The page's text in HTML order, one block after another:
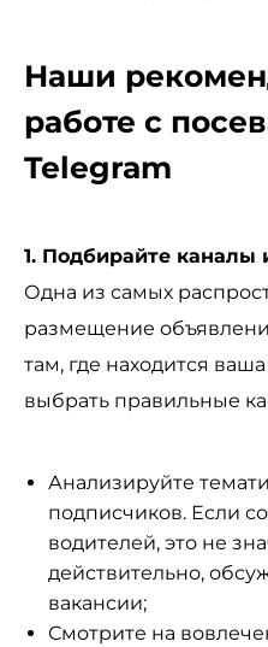
Наши
работе с
Telegram
1. Подбирайте каналы
Одна из самых
размещение
там, где находится
выбрать правильные
Анализируйте
подписчиков. Если
водителей, это не
действительно,
вакансии;
Смотрите на